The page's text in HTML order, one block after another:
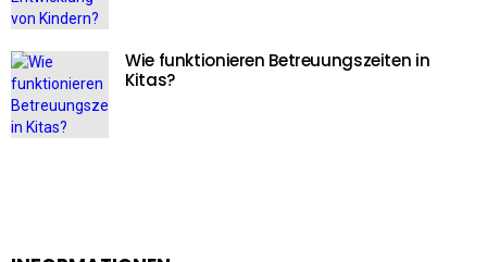
Wie funktionieren Betreuungszeiten in
Kitas?